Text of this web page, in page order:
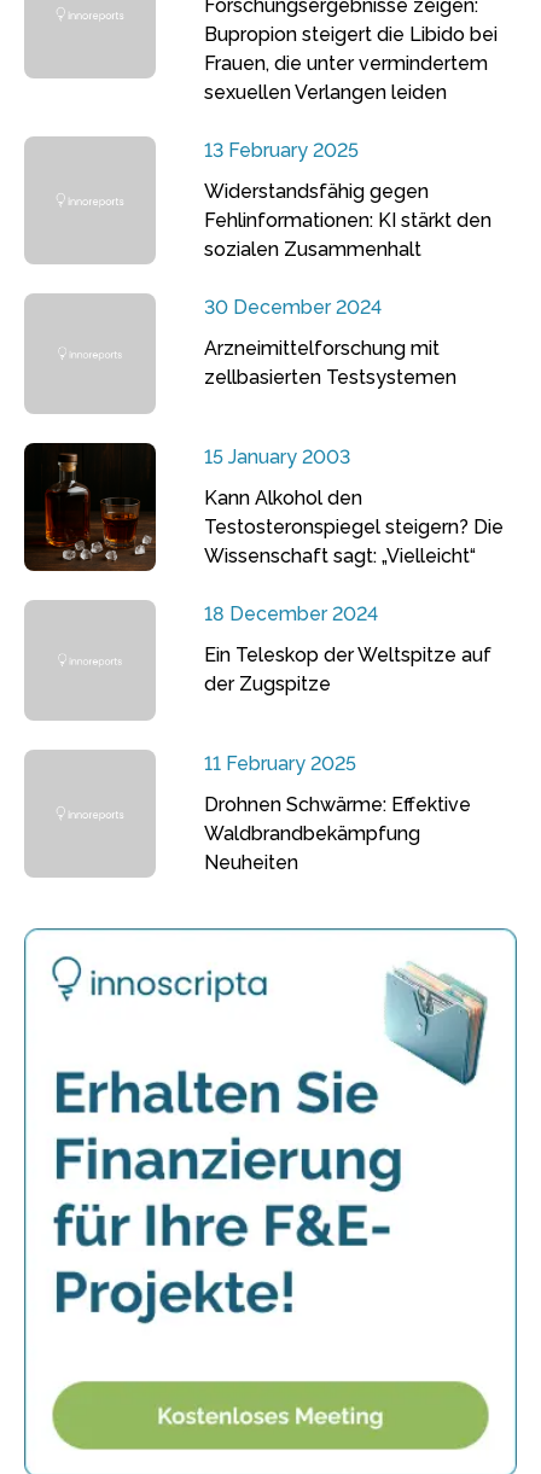
Forschungsergebnisse zeigen:
Bupropion steigert die Libido bei
Frauen, die unter vermindertem
sexuellen Verlangen leiden
13 February 2025
Widerstandsfähig gegen
Fehlinformationen: KI stärkt den
sozialen Zusammenhalt
30 December 2024
Arzneimittelforschung mit
zellbasierten Testsystemen
15 January 2003
Kann Alkohol den
Testosteronspiegel steigern? Die
Wissenschaft sagt: „Vielleicht“
18 December 2024
Ein Teleskop der Weltspitze auf
der Zugspitze
11 February 2025
Drohnen Schwärme: Effektive
Waldbrandbekämpfung
Neuheiten